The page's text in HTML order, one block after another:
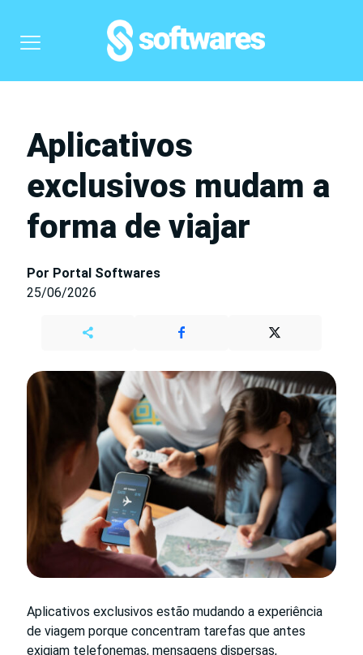
Aplicativos
exclusivos mudam a
forma de viajar
Por Portal Softwares
25/06/2026
Aplicativos exclusivos estão mudando a experiência
de viagem porque concentram tarefas que antes
exigiam telefonemas, mensagens dispersas,